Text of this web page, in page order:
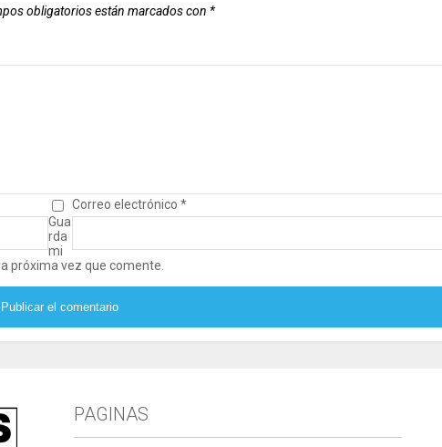
obligatorios están marcados con *
Correo electrónico *
Gua
rda
mi
próxima vez que comente.
PAGINAS